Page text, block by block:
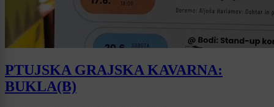
PTUJSKA GRAJSKA KAVARNA:
BUKLA(B)